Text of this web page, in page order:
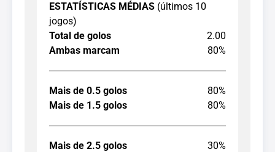
ESTATÍSTICAS MÉDIAS (últimos 10
jogos)
Total de golos
2.00
Ambas marcam
80%
Mais de 0.5 golos
80%
Mais de 1.5 golos
80%
Mais de 2.5 golos
30%